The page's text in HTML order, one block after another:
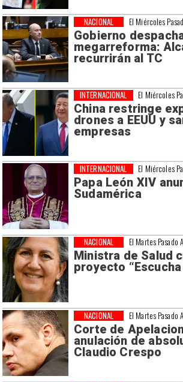
El Miércoles
Gobierno
megarreforma:
recurrirán al TC
NACIONAL
El Miércoles
China restringe
drones a EEUU y
empresas
INTERNACIONAL
El Miércoles
Papa León XIV
Sudamérica
INTERNACIONAL
El Martes Pasado
Ministra de Salud
proyecto
NACIONAL
El Martes Pasado
Corte de
anulación de
Claudio Crespo
NACIONAL